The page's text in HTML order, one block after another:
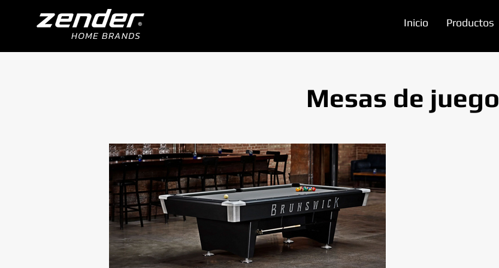
Inicio Productos
Mesas de juego